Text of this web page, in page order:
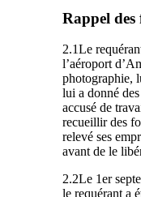
Rappel des
2.1Le
l’aéroport
photographie,
lui a donné
accusé de
recueillir des
relevé ses
avant de le
2.2Le 1er
le requérant a